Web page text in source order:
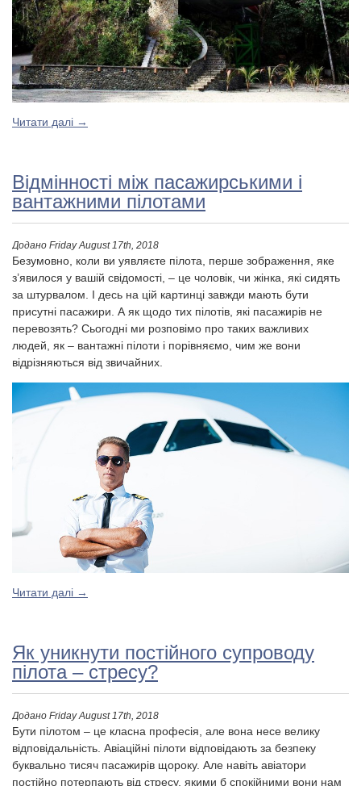
Читати далі →
Відмінності між пасажирськими і
вантажними пілотами
Додано Friday August 17th, 2018
Безумовно, коли ви уявляєте пілота, перше зображення, яке
з’явилося у вашій свідомості, – це чоловік, чи жінка, які сидять
за штурвалом. І десь на цій картинці завжди мають бути
присутні пасажири. А як щодо тих пілотів, які пасажирів не
перевозять? Сьогодні ми розповімо про таких важливих
людей, як – вантажні пілоти і порівняємо, чим же вони
відрізняються від звичайних.
Читати далі →
Як уникнути постійного супроводу
пілота – стресу?
Додано Friday August 17th, 2018
Бути пілотом – це класна професія, але вона несе велику
відповідальність. Авіаційні пілоти відповідають за безпеку
буквально тисяч пасажирів щороку. Але навіть авіатори
постійно потерпають від стресу, якими б спокійними вони нам